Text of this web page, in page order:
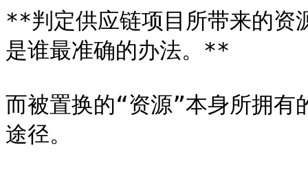
**判定供应链项目所带来的资
是谁最准确的办法。**
而被置换的“资源”本身所拥有
途径。